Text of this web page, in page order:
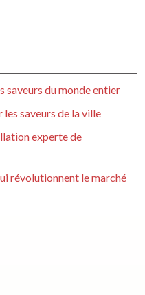
saveurs du monde entier
saveurs de la ville
experte de
révolutionnent le marché